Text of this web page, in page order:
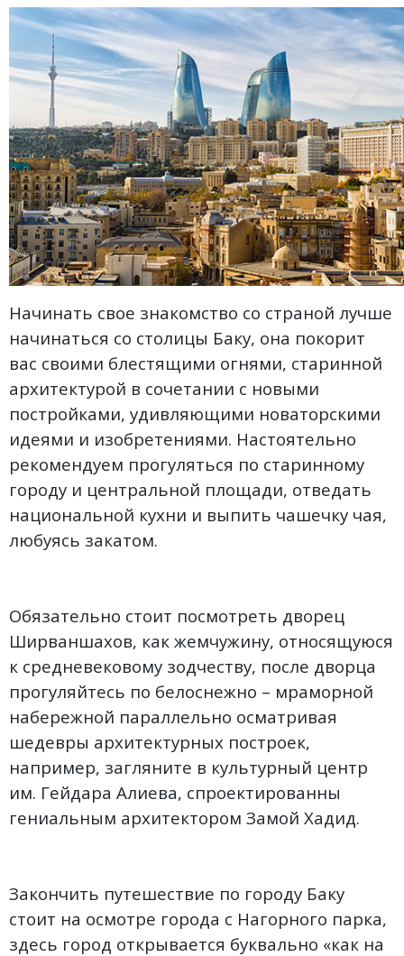
Начинать свое знакомство со страной лучше
начинаться со столицы Баку, она покорит
вас своими блестящими огнями, старинной
архитектурой в сочетании с новыми
постройками, удивляющими новаторскими
идеями и изобретениями. Настоятельно
рекомендуем прогуляться по старинному
городу и центральной площади, отведать
национальной кухни и выпить чашечку чая,
любуясь закатом.
Обязательно стоит посмотреть дворец
Ширваншахов, как жемчужину, относящуюся
к средневековому зодчеству, после дворца
прогуляйтесь по белоснежно – мраморной
набережной параллельно осматривая
шедевры архитектурных построек,
например, загляните в культурный центр
им. Гейдара Алиева, спроектированны
гениальным архитектором Замой Хадид.
Закончить путешествие по городу Баку
стоит на осмотре города с Нагорного парка,
здесь город открывается буквально «как на